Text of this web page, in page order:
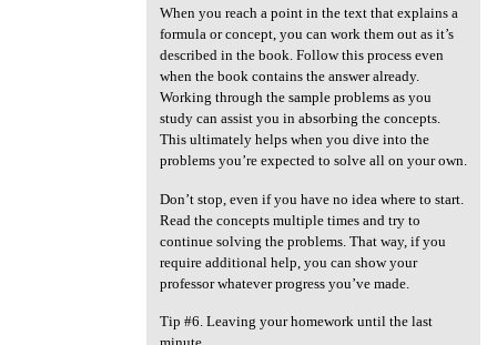
When you reach a point in the text that explains a
formula or concept, you can work them out as it’s
described in the book. Follow this process even
when the book contains the answer already.
Working through the sample problems as you
study can assist you in absorbing the concepts.
This ultimately helps when you dive into the
problems you’re expected to solve all on your own.
Don’t stop, even if you have no idea where to start.
Read the concepts multiple times and try to
continue solving the problems. That way, if you
require additional help, you can show your
professor whatever progress you’ve made.
Tip #6. Leaving your homework until the last